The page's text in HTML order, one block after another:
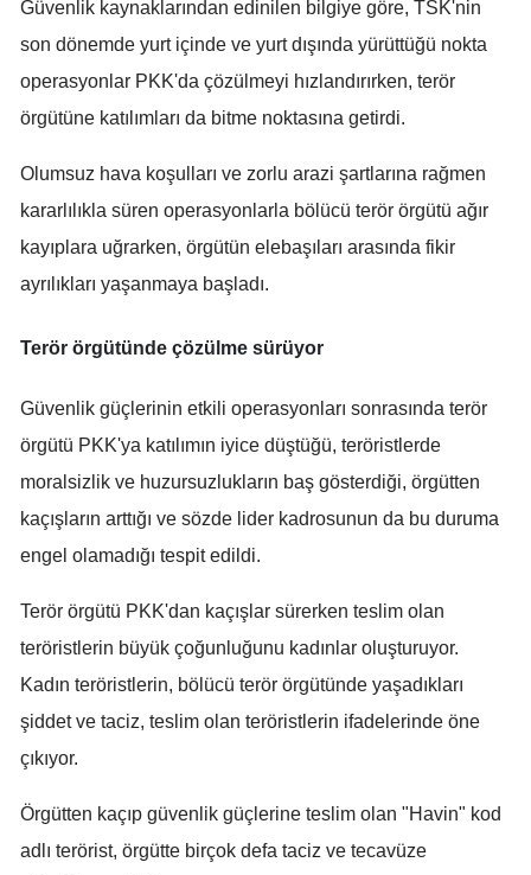
Samsun
Siirt
Sivas
Tekirdağ
Tokat
Uşak
Van
Zonguldak
Aksaray
Bayburt
Kırıkkale
Güvenlik kaynaklarından edinilen bilgiye göre, TSK'nin
son dönemde yurt içinde ve yurt dışında yürüttüğü nokta
operasyonlar PKK'da çözülmeyi hızlandırırken, terör
örgütüne katılımları da bitme noktasına getirdi.
Olumsuz hava koşulları ve zorlu arazi şartlarına rağmen
kararlılıkla süren operasyonlarla bölücü terör örgütü ağır
kayıplara uğrarken, örgütün elebaşıları arasında fikir
ayrılıkları yaşanmaya başladı.
Terör örgütünde çözülme sürüyor
Güvenlik güçlerinin etkili operasyonları sonrasında terör
örgütü PKK'ya katılımın iyice düştüğü, teröristlerde
moralsizlik ve huzursuzlukların baş gösterdiği, örgütten
kaçışların arttığı ve sözde lider kadrosunun da bu duruma
engel olamadığı tespit edildi.
Terör örgütü PKK'dan kaçışlar sürerken teslim olan
teröristlerin büyük çoğunluğunu kadınlar oluşturuyor.
Kadın teröristlerin, bölücü terör örgütünde yaşadıkları
şiddet ve taciz, teslim olan teröristlerin ifadelerinde öne
çıkıyor.
Örgütten kaçıp güvenlik güçlerine teslim olan "Havin" kod
adlı terörist, örgütte birçok defa taciz ve tecavüze